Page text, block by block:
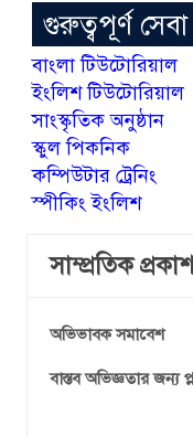
গুরুত্বপূর্ণ সেবা
বাংলা টিউটোরিয়াল
ইংলিশ টিউটোরিয়াল
সাংস্কৃতিক অনুষ্ঠান
স্কুল পিকনিক
কম্পিউটার ট্রেনিং
স্পীকিং ইংলিশ
সাম্প্রতিক
অভিভাবক সমাবেশ
বাস্তব অভিজ্ঞতার জন্য